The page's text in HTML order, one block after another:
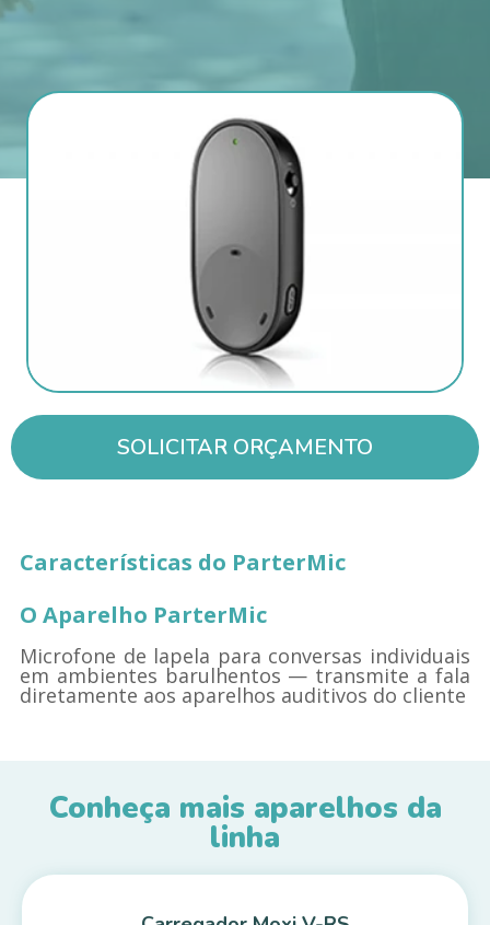
SOLICITAR ORÇAMENTO
Características do ParterMic
O Aparelho ParterMic
Microfone de lapela para conversas individuais
em ambientes barulhentos — transmite a fala
diretamente aos aparelhos auditivos do cliente
Conheça mais aparelhos da
linha